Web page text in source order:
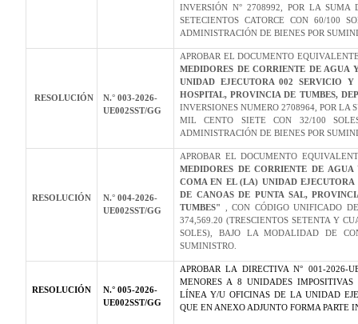
INVERSIÓN N° 2708992, POR LA SUMA
SETECIENTOS CATORCE CON 60/100
ADMINISTRACIÓN DE BIENES POR
RESOLUCIÓN
N.° 003-2026-
UE002SST/GG
APROBAR EL DOCUMENTO
MEDIDORES DE CORRIENTE DE
UNIDAD EJECUTORA 002 SERVICIO Y
HOSPITAL, PROVINCIA DE TUMBES,
INVERSIONES NUMERO 2708964, POR LA
MIL CENTO SIETE CON 32/100
ADMINISTRACIÓN DE BIENES POR
RESOLUCIÓN
N.° 004-2026-
UE002SST/GG
APROBAR EL DOCUMENTO
MEDIDORES DE CORRIENTE DE
COMA EN EL (LA) UNIDAD
DE CANOAS DE PUNTA SAL,
TUMBES" , CON CÓDIGO UNIFICADO
374,569.20 (TRESCIENTOS SETENTA Y
SOLES), BAJO LA MODALIDAD DE
SUMINISTRO.
RESOLUCIÓN
N.° 005-2026-
UE002SST/GG
APROBAR LA DIRECTIVA N° 001-2026-
MENORES A 8 UNIDADES
LÍNEA Y/U OFICINAS DE LA UNIDAD
QUE EN ANEXO ADJUNTO FORMA PARTE